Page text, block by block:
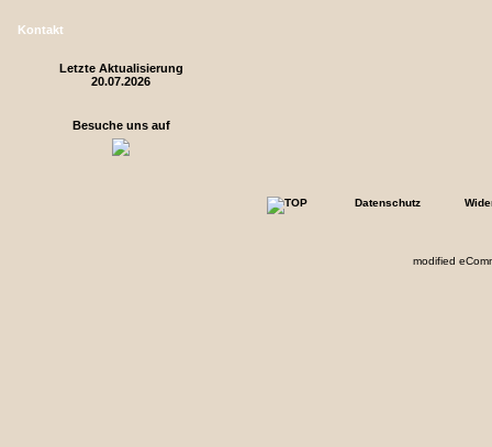
Kontakt
Letzte Aktualisierung
20.07.2026
Besuche uns auf
Datenschutz
modified